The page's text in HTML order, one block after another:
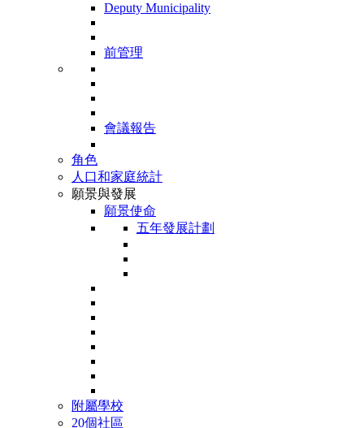
Deputy Municipality
前管理
會議報告
角色
人口和家庭統計
願景與發展
願景使命
五年發展計劃
附屬學校
20個社區